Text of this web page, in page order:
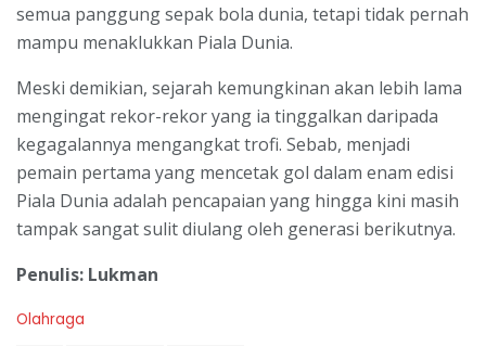
semua panggung sepak bola dunia, tetapi tidak pernah
mampu menaklukkan Piala Dunia.
Meski demikian, sejarah kemungkinan akan lebih lama
mengingat rekor-rekor yang ia tinggalkan daripada
kegagalannya mengangkat trofi. Sebab, menjadi
pemain pertama yang mencetak gol dalam enam edisi
Piala Dunia adalah pencapaian yang hingga kini masih
tampak sangat sulit diulang oleh generasi berikutnya.
Penulis: Lukman
C
Olahraga